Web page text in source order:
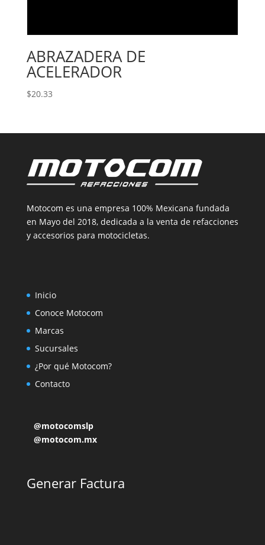
ABRAZADERA DE
ACELERADOR
$20.33
Motocom es una empresa 100% Mexicana fundada
en Mayo del 2018, dedicada a la venta de refacciones
y accesorios para motocicletas.
Inicio
Conoce Motocom
Marcas
Sucursales
¿Por qué Motocom?
Contacto
@motocomslp
@motocom.mx
Generar Factura